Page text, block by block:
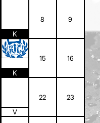
K
8 9
14
K
15 16
V
22 23